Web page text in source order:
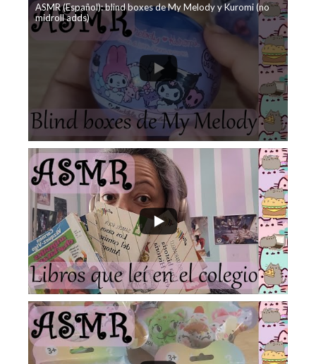
ASMR (Español): blind boxes de My Melody y Kuromi (no
midroll adds)